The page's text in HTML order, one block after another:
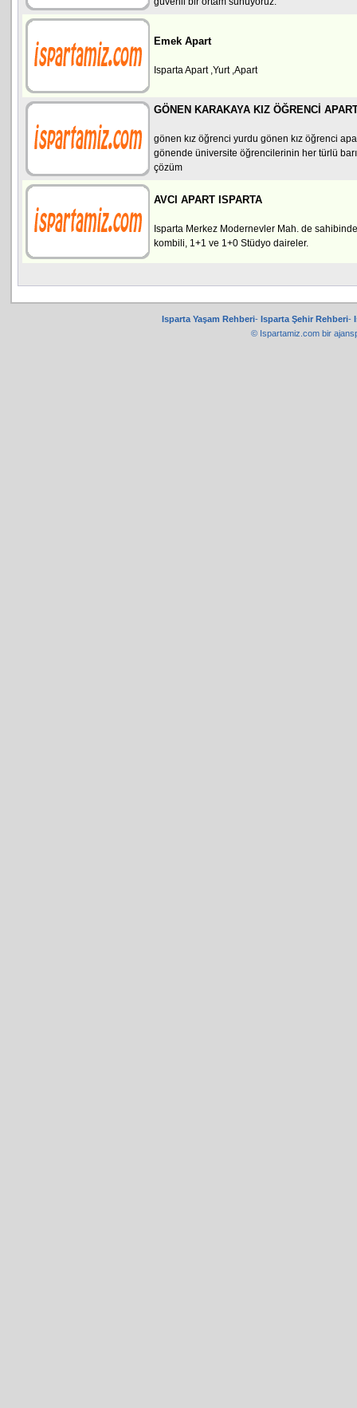
Emek Apart
Isparta Apart ,Yurt ,Apart
GÖNEN KARAKAYA KIZ ÖĞRENCİ
gönen kız öğrenci yurdu gönen kız öğrenci
gönende üniversite öğrencilerinin her türlü
çözüm
AVCI APART ISPARTA
Isparta Merkez Modernevler Mah. de
kombili, 1+1 ve 1+0 Stüdyo daireler.
Isparta Yaşam Rehberi- Isparta Şehir Rehberi-
© Ispartamiz.com bir